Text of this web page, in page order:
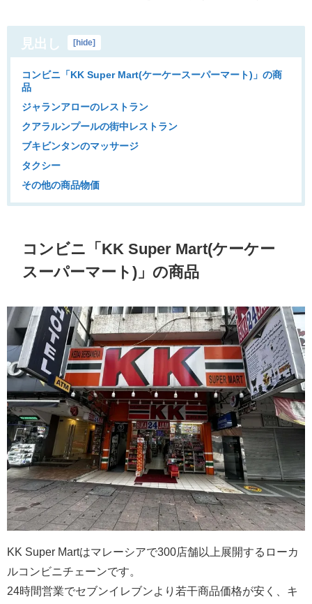
見出し [hide]
コンビニ「KK Super Mart(ケーケースーパーマート)」の商
品
ジャランアローのレストラン
クアラルンプールの街中レストラン
ブキビンタンのマッサージ
タクシー
その他の商品物価
コンビニ「KK Super Mart(ケーケー
スーパーマート)」の商品
KK Super Martはマレーシアで300店舗以上展開するローカ
ルコンビニチェーンです。
24時間営業でセブンイレブンより若干商品価格が安く、キ